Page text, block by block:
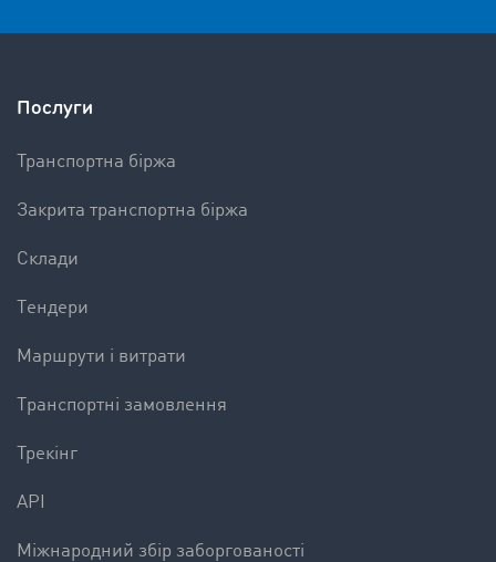
Послуги
Транспортна біржа
Закрита транспортна біржа
Склади
Tендери
Mаршрути і витрати
Tранспортні замовлення
Трекінг
API
Міжнародний збір заборгованості